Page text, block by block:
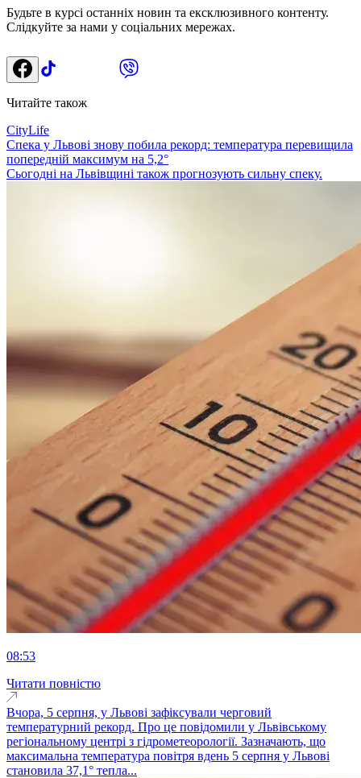
Будьте в курсі останніх новин та ексклюзивного контенту.
Слідкуйте за нами у соціальних мережах.
Читайте також
CityLife
Спека у Львові знову побила рекорд: температура перевищила
попередній максимум на 5,2°
Сьогодні на Львівщині також прогнозують сильну спеку.
08:53
Читати повністю
Вчора, 5 серпня, у Львові зафіксували черговий
температурний рекорд. Про це повідомили у Львівському
регіональному центрі з гідрометеорології. Зазначають, що
максимальна температура повітря вдень 5 серпня у Львові
становила 37,1° тепла...